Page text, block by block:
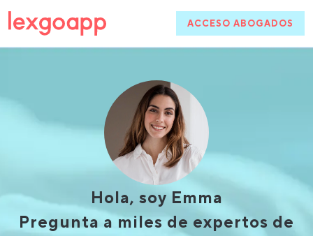
ACCESO ABOGADOS
Hola, soy Emma
Pregunta a miles de expertos de